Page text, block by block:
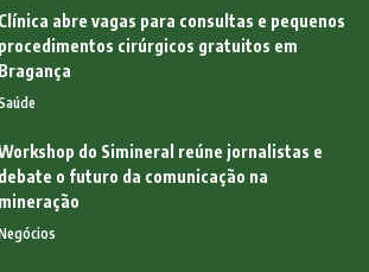
Clínica abre vagas para consultas e pequenos
procedimentos cirúrgicos gratuitos em
Bragança
do Simineral reúne jornalistas e
debate o futuro da comunicação na
mineração